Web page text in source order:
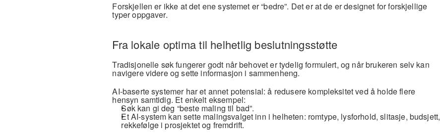
Forskjellen er ikke at det ene systemet er “bedre”. Det er at de er designet for forskjellige
typer oppgaver.
Fra lokale optima til helhetlig beslutningsstøtte
Tradisjonelle søk fungerer godt når behovet er tydelig formulert, og når brukeren selv kan
navigere videre og sette informasjon i sammenheng.
AI-baserte systemer har et annet potensial: å redusere kompleksitet ved å holde flere
hensyn samtidig. Et enkelt eksempel:
Søk kan gi deg “beste maling til bad”.
Et AI-system kan sette malingsvalget inn i helheten: romtype, lysforhold, slitasje, budsjett,
rekkefølge i prosjektet og fremdrift.